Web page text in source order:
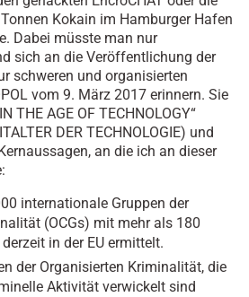
Kokain im Hamburger Hafen
Dabei müsste man nur
sich an die Veröffentlichung der
schweren und organisierten
vom 9. März 2017 erinnern. Sie
THE AGE OF TECHNOLOGY“
DER TECHNOLOGIE) und
an die ich an dieser
internationale Gruppen der
(OCGs) mit mehr als 180
in der EU ermittelt.
der Organisierten Kriminalität, die
Aktivität verwickelt sind